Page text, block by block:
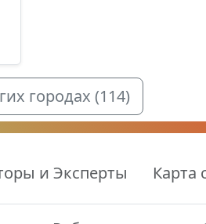
городах (114)
и Эксперты Карта